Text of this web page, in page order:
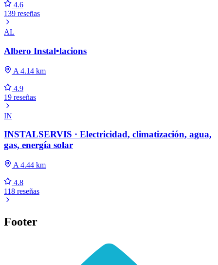
4.6
139 reseñas
AL
Albero Instal•lacions
A 4.14 km
4.9
19 reseñas
IN
INSTALSERVIS · Electricidad, climatización, agua,
gas, energía solar
A 4.44 km
4.8
118 reseñas
Footer